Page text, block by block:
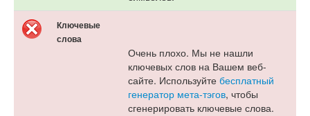
Ключевые
слова
Очень плохо. Мы не нашли
ключевых слов на Вашем веб-
сайте. Используйте бесплатный
генератор мета-тэгов, чтобы
сгенерировать ключевые слова.